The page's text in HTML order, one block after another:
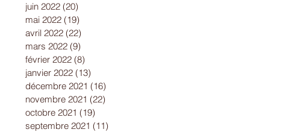
juin 2022 (20)
mai 2022 (19)
avril 2022 (22)
mars 2022 (9)
février 2022 (8)
janvier 2022 (13)
décembre 2021 (16)
novembre 2021 (22)
octobre 2021 (19)
septembre 2021 (11)